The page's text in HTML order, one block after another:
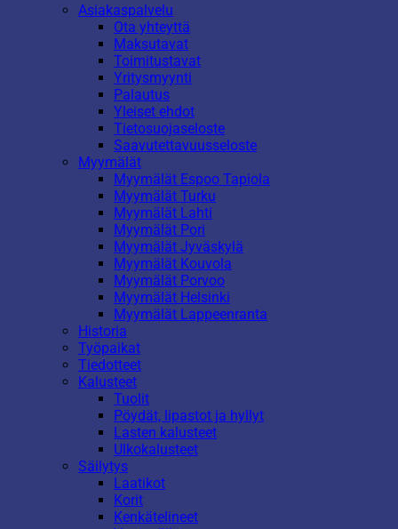
Asiakaspalvelu
Ota yhteyttä
Maksutavat
Toimitustavat
Yritysmyynti
Palautus
Yleiset ehdot
Tietosuojaseloste
Saavutettavuusseloste
Myymälät
Myymälät Espoo Tapiola
Myymälät Turku
Myymälät Lahti
Myymälät Pori
Myymälät Jyväskylä
Myymälät Kouvola
Myymälät Porvoo
Myymälät Helsinki
Myymälät Lappeenranta
Historia
Työpaikat
Tiedotteet
Kalusteet
Tuolit
Pöydät, lipastot ja hyllyt
Lasten kalusteet
Ulkokalusteet
Säilytys
Laatikot
Korit
Kenkätelineet